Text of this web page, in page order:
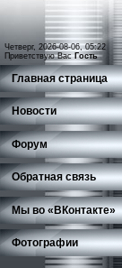
Четверг, 2026-08-06, 05:22
Приветствую Вас Гость
Главная страница
Новости
Форум
Обратная связь
Мы во «ВКонтакте»
Фотографии